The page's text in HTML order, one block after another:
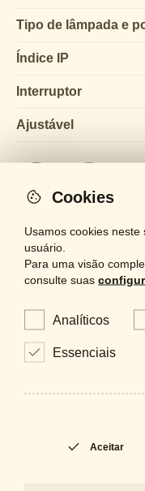
Tipo de lâmpada e
Índice IP
Interruptor
Ajustável
Cookies
Usamos cookies
usuário.
Para uma visão
consulte suas
Analíticos
Essenciais
Aceitar